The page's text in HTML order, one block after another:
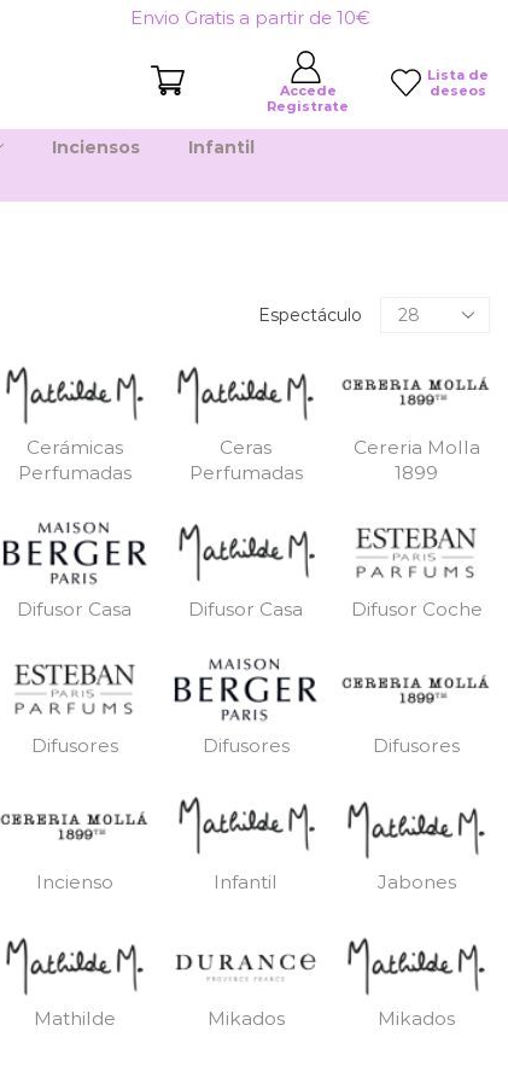
Envio Gratis a partir de 10€
Accede
Registrate
Lista de
deseos
Inciensos
Infantil
Espectáculo
Productos
Cerámicas
Perfumadas
Ceras
Perfumadas
Cereria Molla
1899
Difusor Casa Difusor Casa Difusor Coche
Difusores Difusores Difusores
Incienso Infantil Jabones
Mathilde Mikados Mikados